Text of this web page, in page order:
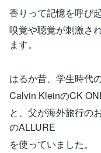
香りって記憶を呼び
嗅覚や聴覚が刺激さ
ます。
はるか昔、学生時代
Calvin KleinのCK
と、父が海外旅行の
のALLURE
を使っていました。